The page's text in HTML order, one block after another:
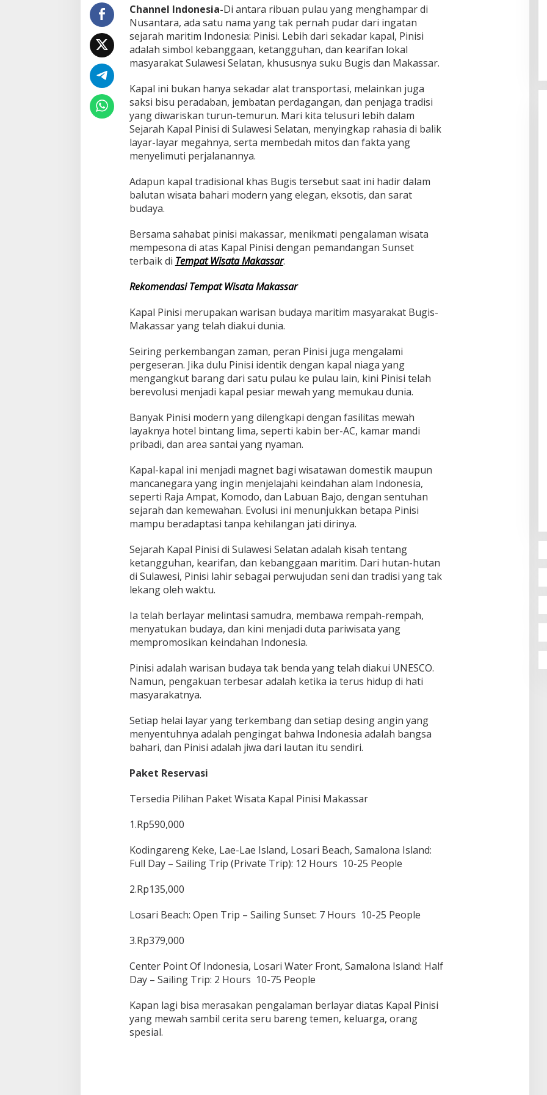
n
g
a
a
m
n
W
i
s
a
t
M
m
p
n
a
d
A
t
s
K
p
l
P
i
i
i
Channel Indonesia-Di antara ribuan pulau yang menghampar di
Nusantara, ada satu nama yang tak pernah pudar dari ingatan
sejarah maritim Indonesia: Pinisi. Lebih dari sekadar kapal, Pinisi
adalah simbol kebanggaan, ketangguhan, dan kearifan lokal
masyarakat Sulawesi Selatan, khususnya suku Bugis dan Makassar.
Kapal ini bukan hanya sekadar alat transportasi, melainkan juga
saksi bisu peradaban, jembatan perdagangan, dan penjaga tradisi
yang diwariskan turun-temurun. Mari kita telusuri lebih dalam
Sejarah Kapal Pinisi di Sulawesi Selatan, menyingkap rahasia di balik
layar-layar megahnya, serta membedah mitos dan fakta yang
menyelimuti perjalanannya.
Adapun kapal tradisional khas Bugis tersebut saat ini hadir dalam
balutan wisata bahari modern yang elegan, eksotis, dan sarat
budaya.
Bersama sahabat pinisi makassar, menikmati pengalaman wisata
mempesona di atas Kapal Pinisi dengan pemandangan Sunset
terbaik di Tempat Wisata Makassar.
Rekomendasi Tempat Wisata Makassar
Kapal Pinisi merupakan warisan budaya maritim masyarakat Bugis-
Makassar yang telah diakui dunia.
Seiring perkembangan zaman, peran Pinisi juga mengalami
pergeseran. Jika dulu Pinisi identik dengan kapal niaga yang
mengangkut barang dari satu pulau ke pulau lain, kini Pinisi telah
berevolusi menjadi kapal pesiar mewah yang memukau dunia.
Banyak Pinisi modern yang dilengkapi dengan fasilitas mewah
layaknya hotel bintang lima, seperti kabin ber-AC, kamar mandi
pribadi, dan area santai yang nyaman.
Kapal-kapal ini menjadi magnet bagi wisatawan domestik maupun
mancanegara yang ingin menjelajahi keindahan alam Indonesia,
seperti Raja Ampat, Komodo, dan Labuan Bajo, dengan sentuhan
sejarah dan kemewahan. Evolusi ini menunjukkan betapa Pinisi
mampu beradaptasi tanpa kehilangan jati dirinya.
Sejarah Kapal Pinisi di Sulawesi Selatan adalah kisah tentang
ketangguhan, kearifan, dan kebanggaan maritim. Dari hutan-hutan
di Sulawesi, Pinisi lahir sebagai perwujudan seni dan tradisi yang tak
lekang oleh waktu.
Ia telah berlayar melintasi samudra, membawa rempah-rempah,
menyatukan budaya, dan kini menjadi duta pariwisata yang
mempromosikan keindahan Indonesia.
Pinisi adalah warisan budaya tak benda yang telah diakui UNESCO.
Namun, pengakuan terbesar adalah ketika ia terus hidup di hati
masyarakatnya.
Setiap helai layar yang terkembang dan setiap desing angin yang
menyentuhnya adalah pengingat bahwa Indonesia adalah bangsa
bahari, dan Pinisi adalah jiwa dari lautan itu sendiri.
Paket Reservasi
Tersedia Pilihan Paket Wisata Kapal Pinisi Makassar
1.Rp590,000
Kodingareng Keke, Lae-Lae Island, Losari Beach, Samalona Island:
Full Day – Sailing Trip (Private Trip): 12 Hours 10-25 People
2.Rp135,000
Losari Beach: Open Trip – Sailing Sunset: 7 Hours 10-25 People
3.Rp379,000
Center Point Of Indonesia, Losari Water Front, Samalona Island: Half
Day – Sailing Trip: 2 Hours 10-75 People
Kapan lagi bisa merasakan pengalaman berlayar diatas Kapal Pinisi
yang mewah sambil cerita seru bareng temen, keluarga, orang
spesial.